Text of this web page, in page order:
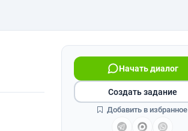
Начать диалог
Создать задание
Добавить в избранное